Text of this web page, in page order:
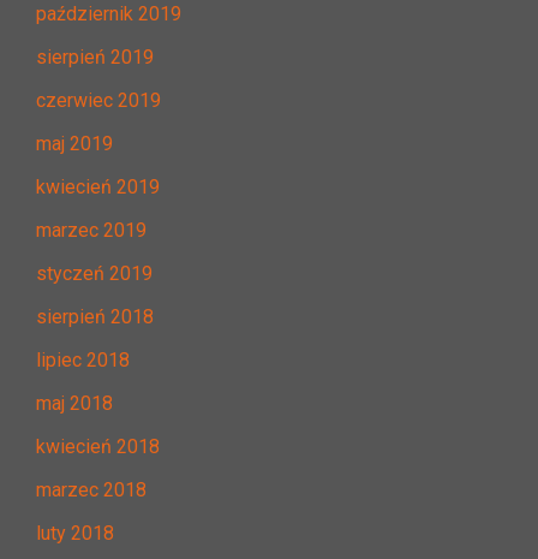
październik 2019
sierpień 2019
czerwiec 2019
maj 2019
kwiecień 2019
marzec 2019
styczeń 2019
sierpień 2018
lipiec 2018
maj 2018
kwiecień 2018
marzec 2018
luty 2018